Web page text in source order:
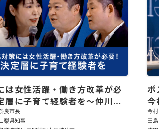
は女性活躍・働き方改革が必
層に子育て経験者を～仲川げ
郎×森まさこ×駒崎弘樹
良市長
梨県知事
ポ
樹
今
田